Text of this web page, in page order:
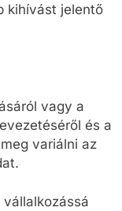
kihívást jelentő
vagy a
és a
variálni az